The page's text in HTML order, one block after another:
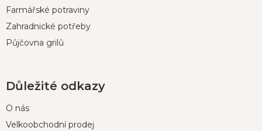
Farmářské potraviny
Zahradnické potřeby
Půjčovna grilů
Důležité odkazy
O nás
Velkoobchodní prodej